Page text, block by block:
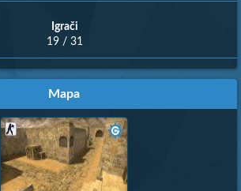
Igrači
19 / 31
Mapa